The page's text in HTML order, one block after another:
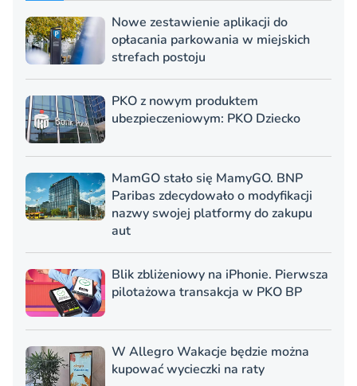
Nowe zestawienie aplikacji do
opłacania parkowania w miejskich
strefach postoju
PKO z nowym produktem
ubezpieczeniowym: PKO Dziecko
MamGO stało się MamyGO. BNP
Paribas zdecydowało o modyfikacji
nazwy swojej platformy do zakupu
aut
Blik zbliżeniowy na iPhonie. Pierwsza
pilotażowa transakcja w PKO BP
W Allegro Wakacje będzie można
kupować wycieczki na raty